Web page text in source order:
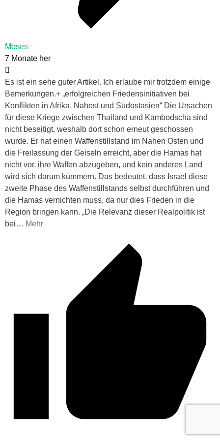
Moses
7 Monate her
Es ist ein sehe guter Artikel. Ich erlaube mir trotzdem einige
Bemerkungen.+ „erfolgreichen Friedensinitiativen bei
Konflikten in Afrika, Nahost und Südostasien“ Die Ursachen
für diese Kriege zwischen Thailand und Kambodscha sind
nicht beseitigt, weshalb dort schon erneut geschossen
wurde. Er hat einen Waffenstillstand im Nahen Osten und
die Freilassung der Geiseln erreicht, aber die Hamas hat
nicht vor, ihre Waffen abzugeben, und kein anderes Land
wird sich darum kümmern. Das bedeutet, dass Israel diese
zweite Phase des Waffenstillstands selbst durchführen und
die Hamas vernichten muss, da nur dies Frieden in die
Region bringen kann. „Die Relevanz dieser Realpolitik ist
bei… Mehr